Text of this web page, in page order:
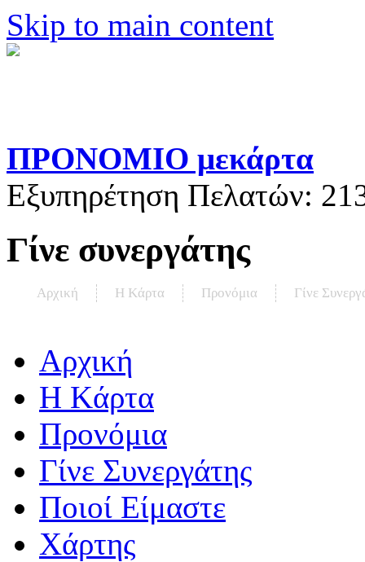
Skip to main content
ΠΡΟΝΟΜΙΟ μεκάρτα
Εξυπηρέτηση Πελατών:
Γίνε συνεργάτης
Αρχική Η Kάρτα Προνόμια Γίνε
Αρχική
Η Kάρτα
Προνόμια
Γίνε Συνεργάτης
Ποιοί Είμαστε
Χάρτης